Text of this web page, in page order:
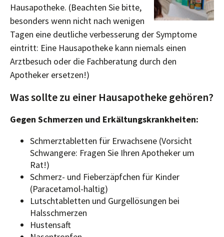
Hausapotheke. (Beachten Sie bitte,
besonders wenn nicht nach wenigen
Tagen eine deutliche verbesserung der Symptome
eintritt: Eine Hausapotheke kann niemals einen
Arztbesuch oder die Fachberatung durch den
Apotheker ersetzen!)
Was sollte zu einer Hausapotheke gehören?
Gegen Schmerzen und Erkältungskrankheiten:
Schmerztabletten für Erwachsene (Vorsicht
Schwangere: Fragen Sie Ihren Apotheker um
Rat!)
Schmerz- und Fieberzäpfchen für Kinder
(Paracetamol-haltig)
Lutschtabletten und Gurgellösungen bei
Halsschmerzen
Hustensaft